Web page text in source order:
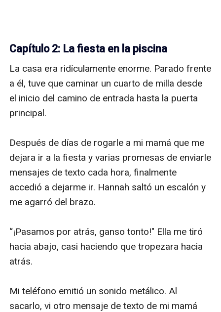
Capítulo 2: La fiesta en la piscina
La casa era ridículamente enorme. Parado frente
a él, tuve que caminar un cuarto de milla desde
el inicio del camino de entrada hasta la puerta
principal.
Después de días de rogarle a mi mamá que me
dejara ir a la fiesta y varias promesas de enviarle
mensajes de texto cada hora, finalmente
accedió a dejarme ir. Hannah saltó un escalón y
me agarró del brazo.
“¡Pasamos por atrás, ganso tonto!" Ella me tiró
hacia abajo, casi haciendo que tropezara hacia
atrás.
Mi teléfono emitió un sonido metálico. Al
sacarlo, vi otro mensaje de texto de mi mamá